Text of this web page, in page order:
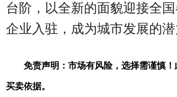
台阶，以全新的面貌迎接全
企业入驻，成为城市发展的潜
免责声明：市场有风险，选择需谨慎
买卖依据。